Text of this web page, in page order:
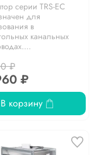
серии TRS-EC
для
в
канальных
₽
₽
В корзину